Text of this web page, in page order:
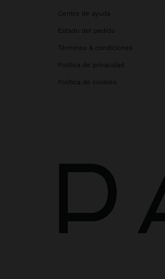
Centro de ayuda
Estado del pedido
Términos & condiciones
Política de privacidad
Política de cookies